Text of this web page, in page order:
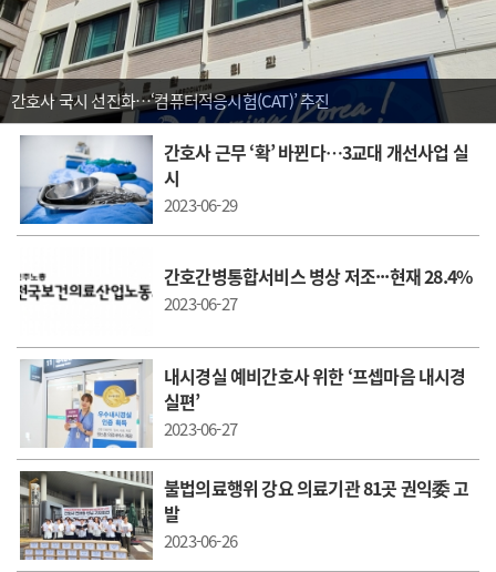
간호사 국시 선진화…‘컴퓨터적응시험(CAT)’ 추진
간호사 근무 ‘확’ 바뀐다…3교대 개선사업 실
시
2023-06-29
간호간병통합서비스 병상 저조···현재 28.4%
2023-06-27
내시경실 예비간호사 위한 ‘프셉마음 내시경
실편’
2023-06-27
불법의료행위 강요 의료기관 81곳 권익委 고
발
2023-06-26